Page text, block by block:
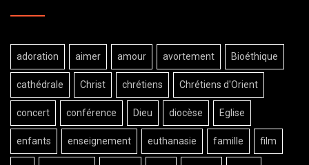
adoration aimer amour avortement Bioéthique
cathédrale Christ chrétiens Chrétiens d'Orient
concert conférence Dieu diocèse Eglise
enfants enseignement euthanasie famille film